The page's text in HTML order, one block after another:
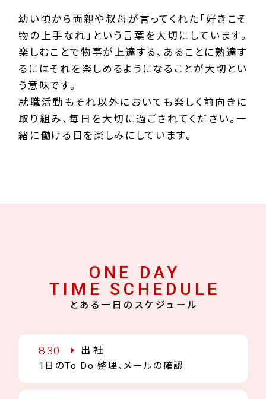
幼い頃から両親や叔母が言ってくれた「好きこそ
物の上手なれ」という言葉を大切にしています。
楽しむことで物事が上達する、あることに熟達す
るにはそれを楽しめるようになることが大切とい
う意味です。
就職活動もそれ以外においても楽しく前向きに
取り組み、毎日を大切に過ごされてください。一
緒に働ける日を楽しみにしています。
ONE DAY
TIME SCHEDULE
とある一日のスケジュール
8:30 出社
1日のTo Do 整理、メールの確認